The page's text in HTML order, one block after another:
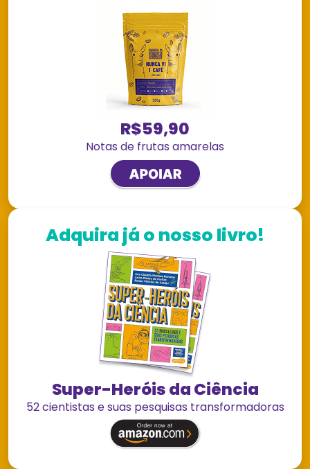
R$59,90
Notas de frutas amarelas
Adquira já o nosso livro!
Super-Heróis da Ciência
52 cientistas e suas pesquisas transformadoras